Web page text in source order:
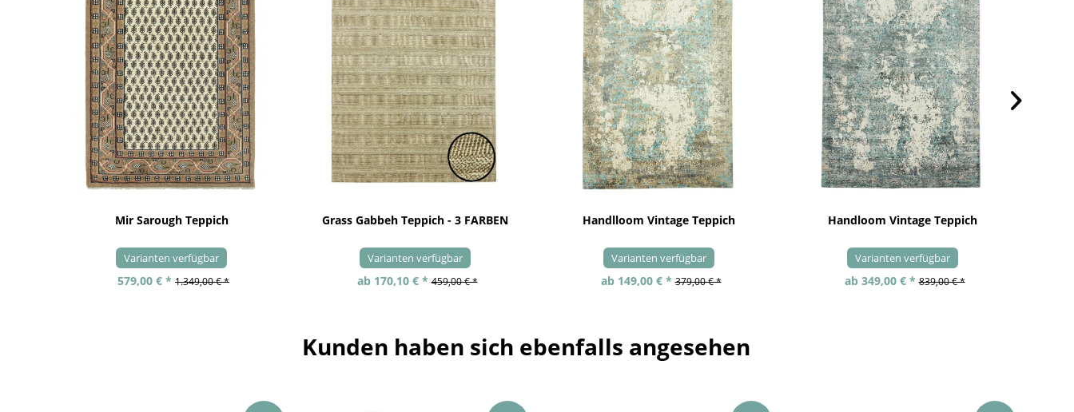
Mir Sarough Teppich
Varianten verfügbar
579,00 € * 1.349,00 € *
Grass Gabbeh Teppich - 3 FARBEN
Varianten verfügbar
ab 170,10 € * 459,00 € *
Handlloom Vintage Teppich
Varianten verfügbar
ab 149,00 € * 379,00 € *
Handloom Vintage Teppich
Varianten verfügbar
ab 349,00 € * 839,00 € *
Kunden haben sich ebenfalls angesehen